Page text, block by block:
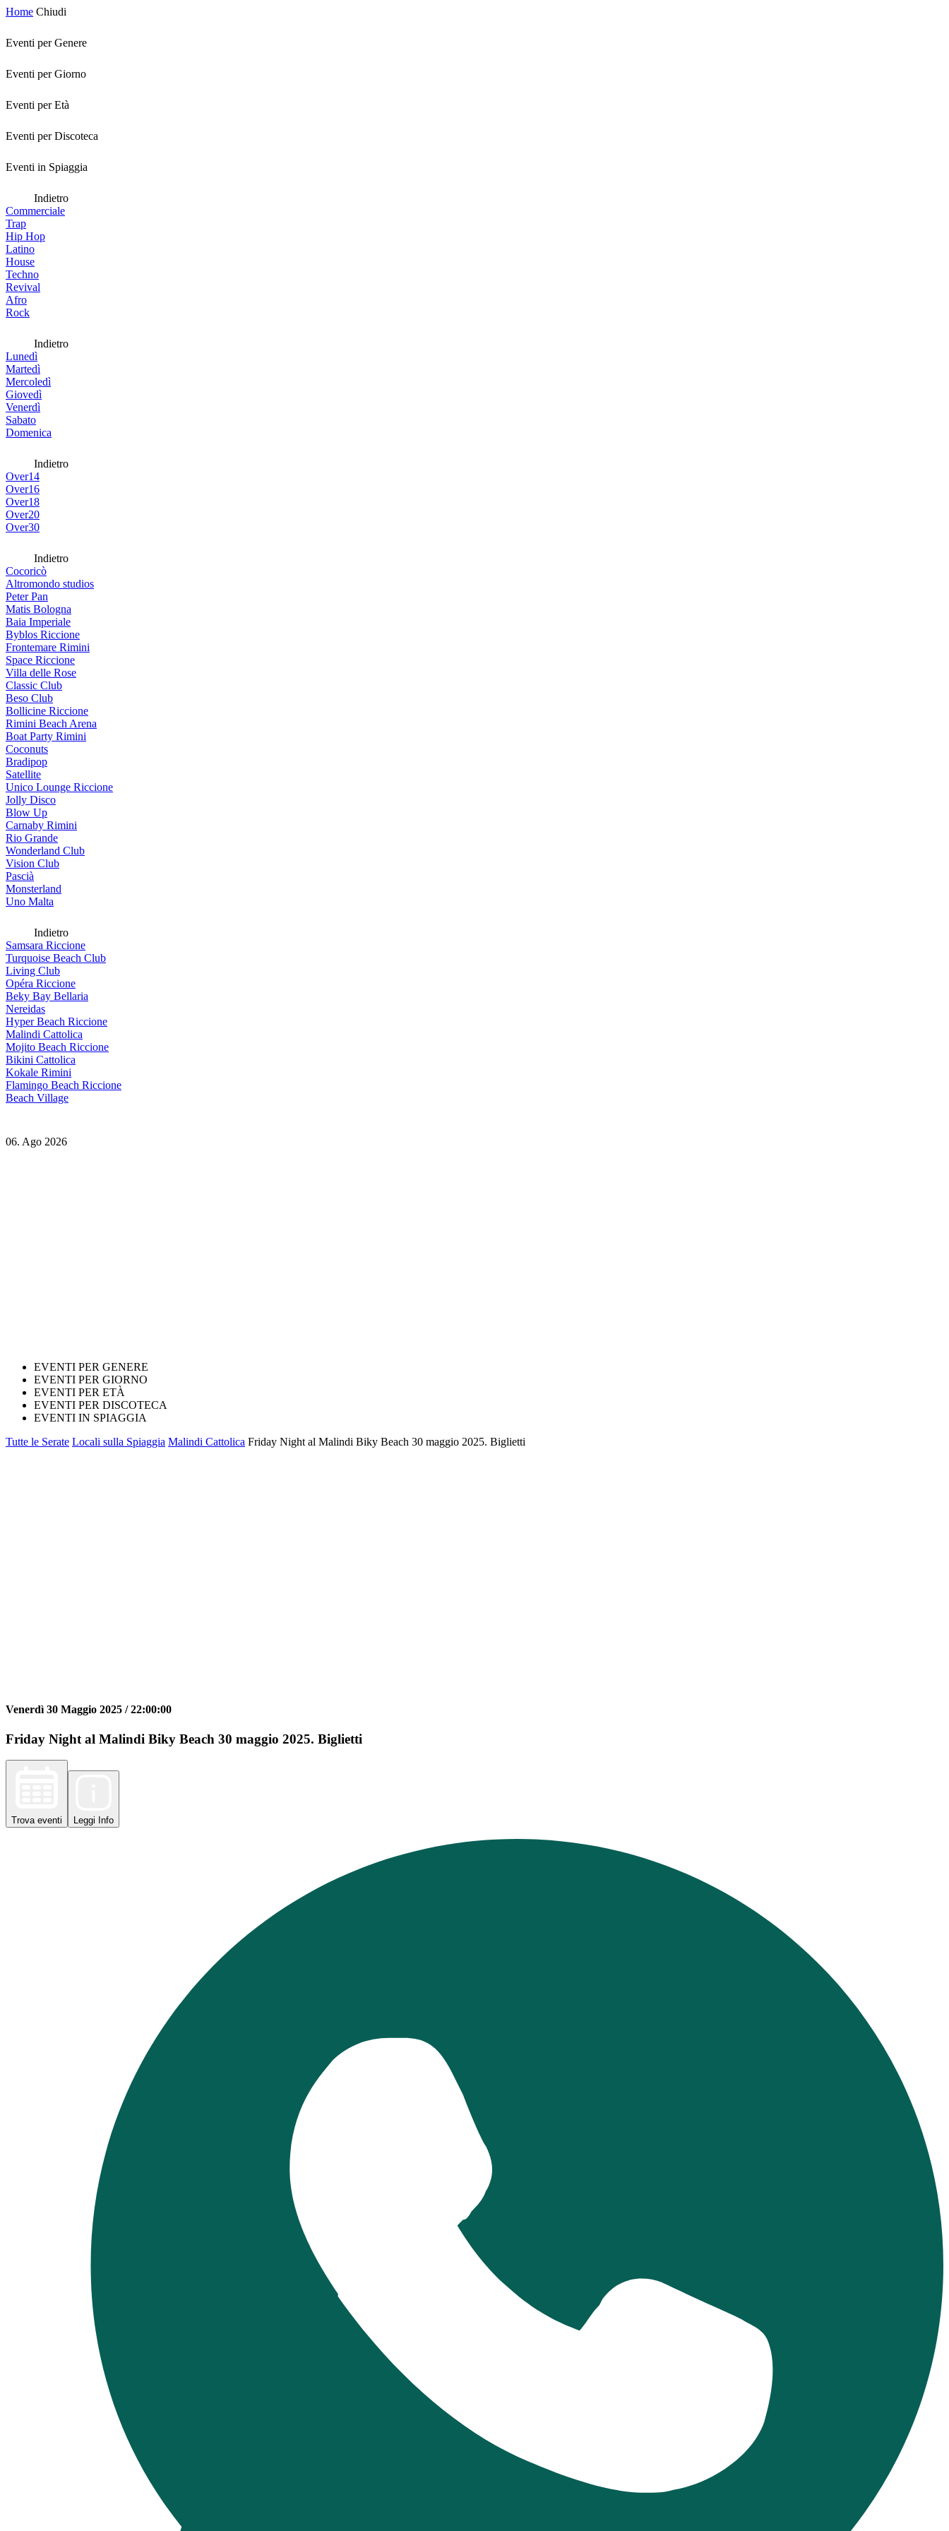
Home Chiudi
Eventi per Genere
Eventi per Giorno
Eventi per Età
Eventi per Discoteca
Eventi in Spiaggia
Indietro
Commerciale
Trap
Hip Hop
Latino
House
Techno
Revival
Afro
Rock
Indietro
Lunedì
Martedì
Mercoledì
Giovedì
Venerdì
Sabato
Domenica
Indietro
Over14
Over16
Over18
Over20
Over30
Indietro
Cocoricò
Altromondo studios
Peter Pan
Matis Bologna
Baia Imperiale
Byblos Riccione
Frontemare Rimini
Space Riccione
Villa delle Rose
Classic Club
Beso Club
Bollicine Riccione
Rimini Beach Arena
Boat Party Rimini
Coconuts
Bradipop
Satellite
Unico Lounge Riccione
Jolly Disco
Blow Up
Carnaby Rimini
Rio Grande
Wonderland Club
Vision Club
Pascià
Monsterland
Uno Malta
Indietro
Samsara Riccione
Turquoise Beach Club
Living Club
Opéra Riccione
Beky Bay Bellaria
Nereidas
Hyper Beach Riccione
Malindi Cattolica
Mojito Beach Riccione
Bikini Cattolica
Kokale Rimini
Flamingo Beach Riccione
Beach Village
06. Ago 2026
EVENTI PER GENERE
EVENTI PER GIORNO
EVENTI PER ETÀ
EVENTI PER DISCOTECA
EVENTI IN SPIAGGIA
Tutte le Serate Locali sulla Spiaggia Malindi Cattolica Friday Night al Malindi Biky Beach 30 maggio 2025. Biglietti
Venerdì 30 Maggio 2025 /22:00:00
Friday Night al Malindi Biky Beach 30 maggio 2025. Biglietti
Trova eventi Leggi Info